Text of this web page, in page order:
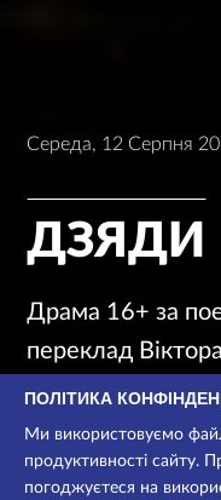
Середа, 12 Серпня
ДЗЯДИ
Драма 16+ за
переклад
Драма
Для дорослих
ПОЛІТИКА
Ми використовуємо
продуктивності сайту.
погоджуєтеся на